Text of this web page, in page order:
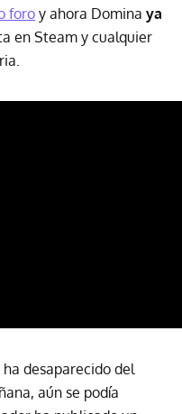
foro y ahora Domina ya
en Steam y cualquier
ha desaparecido del
aún se podía